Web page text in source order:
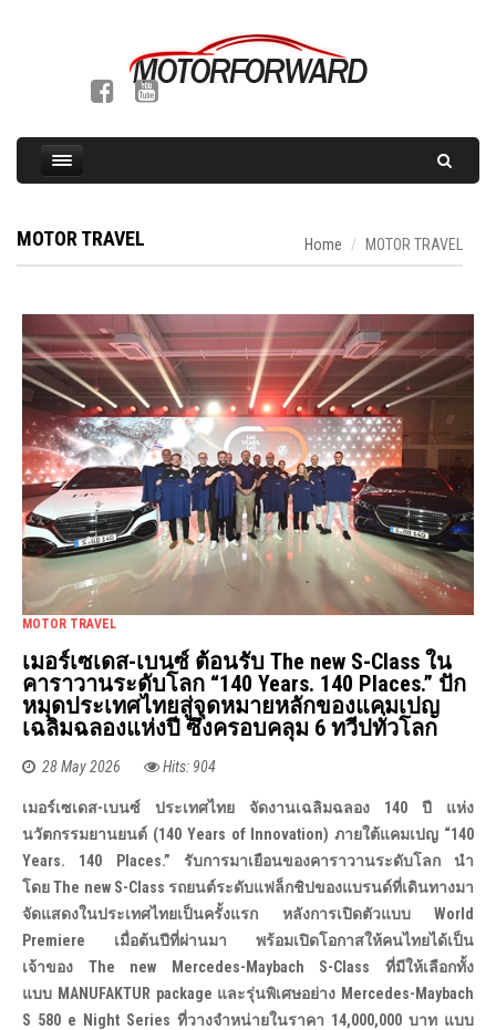
MOTOR TRAVEL Home MOTOR TRAVEL
MOTOR TRAVEL
เมอร์เซเดส-เบนซ์ ต้อนรับ The new S-Class ใน
คาราวานระดับโลก “140 Years. 140 Places.” ปัก
หมุดประเทศไทยสู่จุดหมายหลักของแคมเปญ
เฉลิมฉลองแห่งปี ซึ่งครอบคลุม 6 ทวีปทั่วโลก
28 May 2026 Hits: 904
เมอร์เซเดส-เบนซ์ ประเทศไทย จัดงานเฉลิมฉลอง 140 ปี แห่ง
นวัตกรรมยานยนต์ (140 Years of Innovation) ภายใต้แคมเปญ “140
Years. 140 Places.” รับการมาเยือนของคาราวานระดับโลก นำ
โดย The new S-Class รถยนต์ระดับแฟล็กชิปของแบรนด์ที่เดินทางมา
จัดแสดงในประเทศไทยเป็นครั้งแรก หลังการเปิดตัวแบบ World
Premiere เมื่อต้นปีที่ผ่านมา พร้อมเปิดโอกาสให้คนไทยได้เป็น
เจ้าของ The new Mercedes-Maybach S-Class ที่มีให้เลือกทั้ง
แบบ MANUFAKTUR package และรุ่นพิเศษอย่าง Mercedes-Maybach
S 580 e Night Series ที่วางจำหน่ายในราคา 14,000,000 บาท แบบ